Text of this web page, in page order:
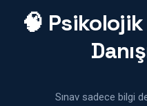
🧠
Sınav sadece bilgi